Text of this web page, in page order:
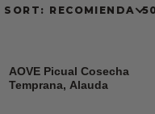
SORT: RECOMIENDA
AOVE Picual Cosecha
Temprana, Alauda